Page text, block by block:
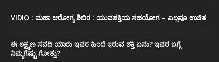
VIDIO : ಮಹಾ ಆರೋಗ್ಯ ಶಿಬಿರ : ಯುವಶಕ್ತಿಯ ಸಹಯೋಗ – ಎಲ್ಲವೂ ಉಚಿತ
ಈ ಲಕ್ಷ್ಮಣ ಸವದಿ ಯಾರು ಇವರ ಹಿಂದೆ ಇರುವ ಶಕ್ತಿ ಏನು? ಇವರ ಬಗ್ಗೆ
ನಿಮ್ಮಗೆಷ್ಟು ಗೋತ್ತು?